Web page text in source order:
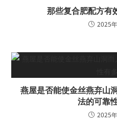
那些复合肥配方有
2025
燕屋是否能使金丝燕弃山
法的可靠
2025